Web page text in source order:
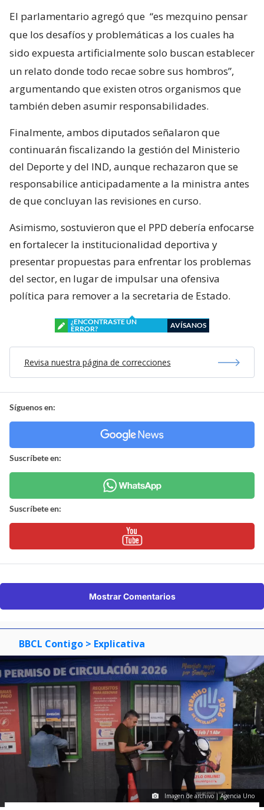
El parlamentario agregó que “es mezquino pensar
que los desafíos y problemáticas a los cuales ha
sido expuesta artificialmente solo buscan establecer
un relato donde todo recae sobre sus hombros”,
argumentando que existen otros organismos que
también deben asumir responsabilidades.
Finalmente, ambos diputados señalaron que
continuarán fiscalizando la gestión del Ministerio
del Deporte y del IND, aunque rechazaron que se
responsabilice anticipadamente a la ministra antes
de que concluyan las revisiones en curso.
Asimismo, sostuvieron que el PPD debería enfocarse
en fortalecer la institucionalidad deportiva y
presentar propuestas para enfrentar los problemas
del sector, en lugar de impulsar una ofensiva
política para remover a la secretaria de Estado.
¿ENCONTRASTE UN
ERROR?
AVÍSANOS
Revisa nuestra página de correcciones
Síguenos en:
Suscríbete en:
Suscríbete en:
Mostrar Comentarios
BBCL Contigo > Explicativa
Imagen de archivo | Agencia Uno